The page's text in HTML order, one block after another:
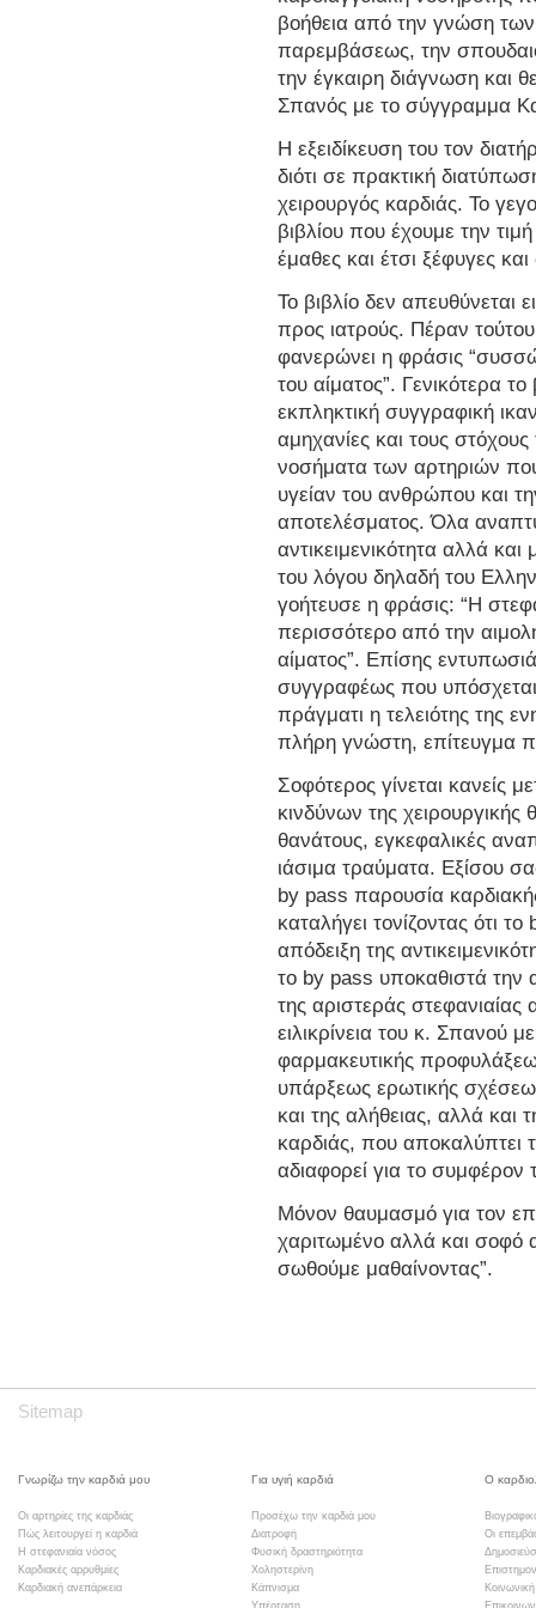
βοήθεια από την γνώση
παρεμβάσεως, την
την έγκαιρη διάγνωση και
Σπανός με το σύγγραμμα
Η εξειδίκευση του τον
διότι σε πρακτική
χειρουργός καρδιάς. Το
βιβλίου που έχουμε την
έμαθες και έτσι ξέφυγες
Το βιβλίο δεν απευθύνεται
προς ιατρούς. Πέραν
φανερώνει η φράσις
του αίματος”. Γενικότερα το
εκπληκτική συγγραφική
αμηχανίες και τους
νοσήματα των αρτηριών
υγείαν του ανθρώπου και
αποτελέσματος. Όλα
αντικειμενικότητα αλλά
του λόγου δηλαδή του
γοήτευσε η φράσις: “Η
περισσότερο από την
αίματος”. Επίσης
συγγραφέως που υπόσχεται
πράγματι η τελειότης της
πλήρη γνώστη, επίτευγμα
Σοφότερος γίνεται κανείς
κινδύνων της
θανάτους, εγκεφαλικές
ιάσιμα τραύματα. Εξίσου
by pass παρουσία
καταλήγει τονίζοντας ότι
απόδειξη της
το by pass υποκαθιστά την
της αριστεράς
ειλικρίνεια του κ. Σπανού
φαρμακευτικής
υπάρξεως ερωτικής
και της αλήθειας, αλλά και
καρδιάς, που αποκαλύπτει
αδιαφορεί για το συμφέρον
Μόνον θαυμασμό για τον
χαριτωμένο αλλά και σοφό
σωθούμε μαθαίνοντας”.
Sitemap
Γνωρίζω την καρδιά μου
Οι αρτηρίες της καρδιάς
Πώς λειτουργεί η καρδιά
Η στεφανιαία νόσος
Καρδιακές αρρυθμίες
Καρδιακή ανεπάρκεια
Για υγιή καρδιά
Προσέχω την καρδιά μου
Διατροφή
Φυσική δραστηριότητα
Χοληστερίνη
Κάπνισμα
Υπέρταση
Ο
Οι